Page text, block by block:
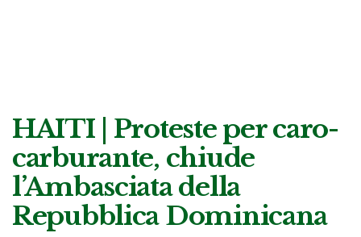
HAITI | Proteste per caro-
carburante, chiude
l’Ambasciata della
Repubblica Dominicana